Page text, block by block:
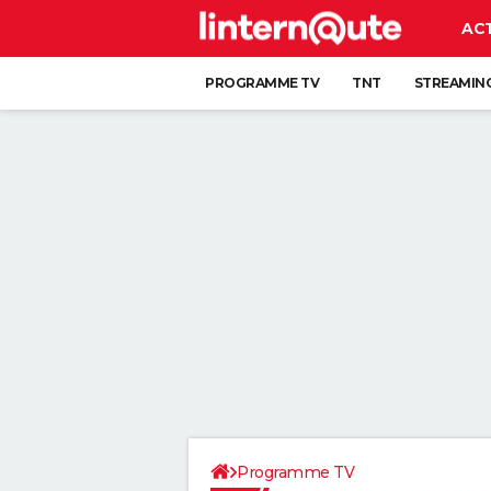
PROGRAMME TV TNT
Programme TV